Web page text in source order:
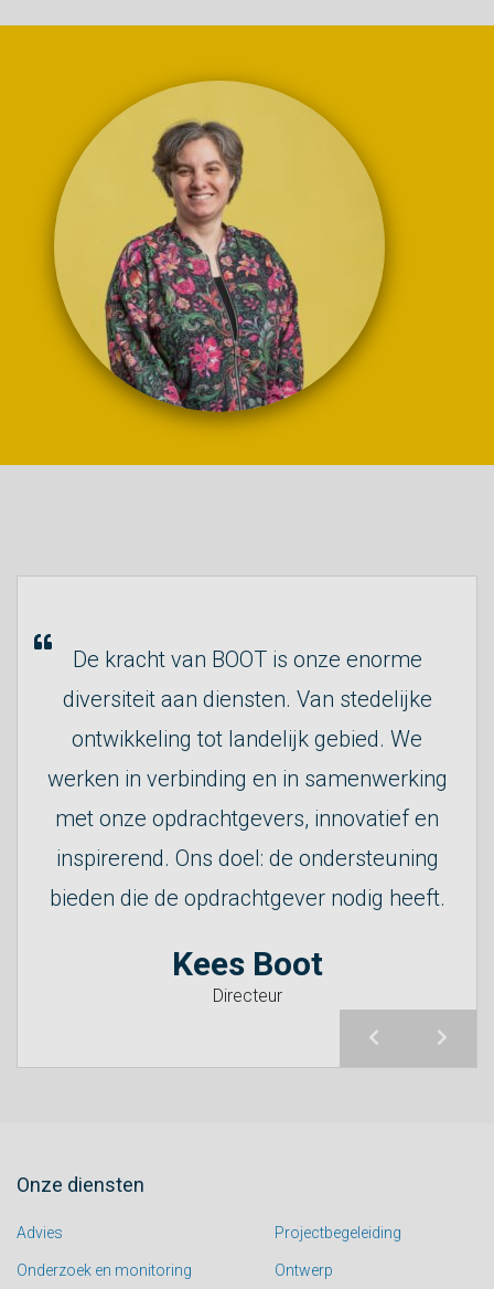
De kracht van BOOT is onze enorme
diversiteit aan diensten. Van stedelijke
ontwikkeling tot landelijk gebied. We
werken in verbinding en in samenwerking
met onze opdrachtgevers, innovatief en
inspirerend. Ons doel: de ondersteuning
bieden die de opdrachtgever nodig heeft.
Kees Boot
Directeur
Ralph van Rees
Paulien de Ruiter
Onze diensten
Advies
Onderzoek en monitoring
Projectbegeleiding
Ontwerp